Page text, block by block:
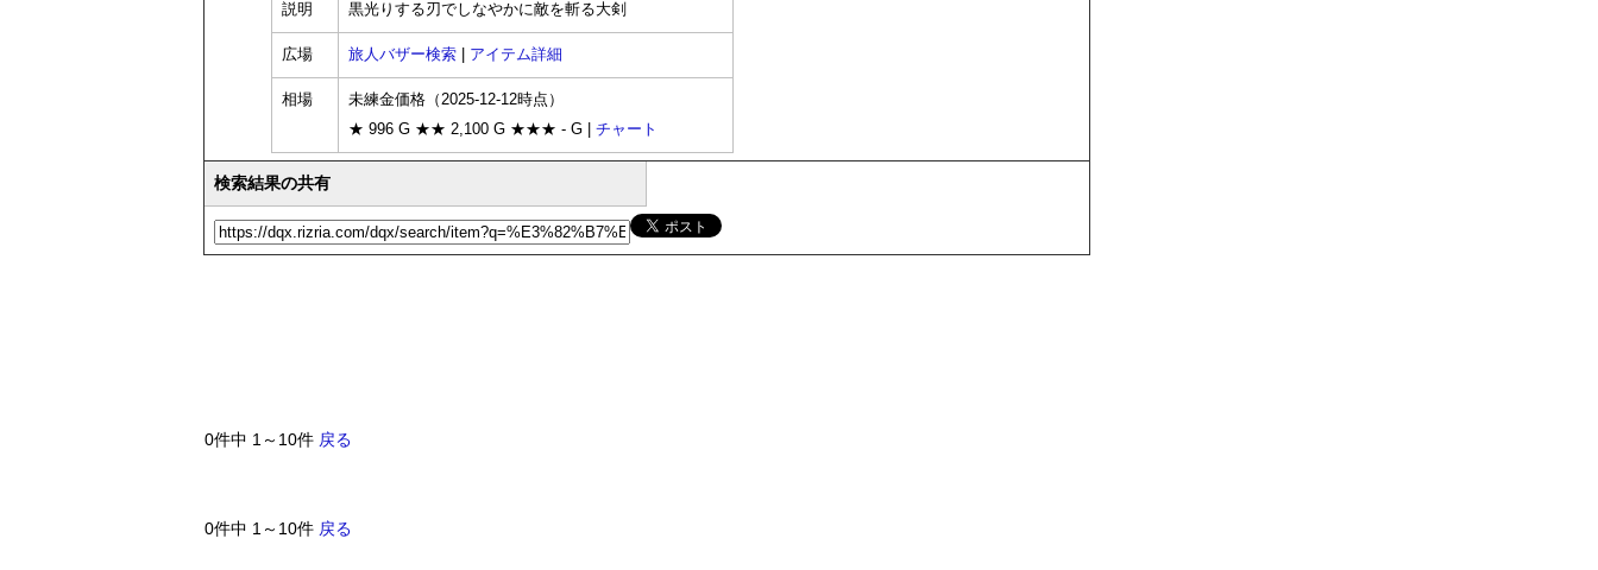
説明 黒光りする刃でしなやかに敵を斬る大剣
広場 旅人バザー検索 アイテム詳細
相場
未練金価格（2025-12-12時点）
★ 996 G ★★ 2,100 G ★★★ - G | チャート
検索結果の共有
0件中 1～10件 戻る
0件中 1～10件 戻る